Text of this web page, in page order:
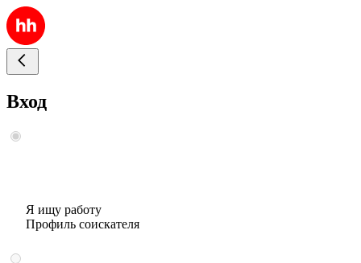
Вход
Я ищу работу
Профиль соискателя